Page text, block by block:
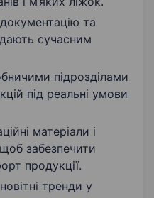
та
сучасним
підрозділами
під реальні умови
матеріали і
забезпечити
продукції.
тренди у